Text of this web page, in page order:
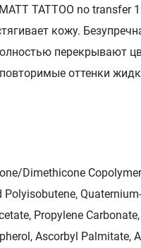
TATTOO no transfer
кожу.
перекрывают
оттенки
Dimethicone
Propylene
Ascorbyl Palmitate,